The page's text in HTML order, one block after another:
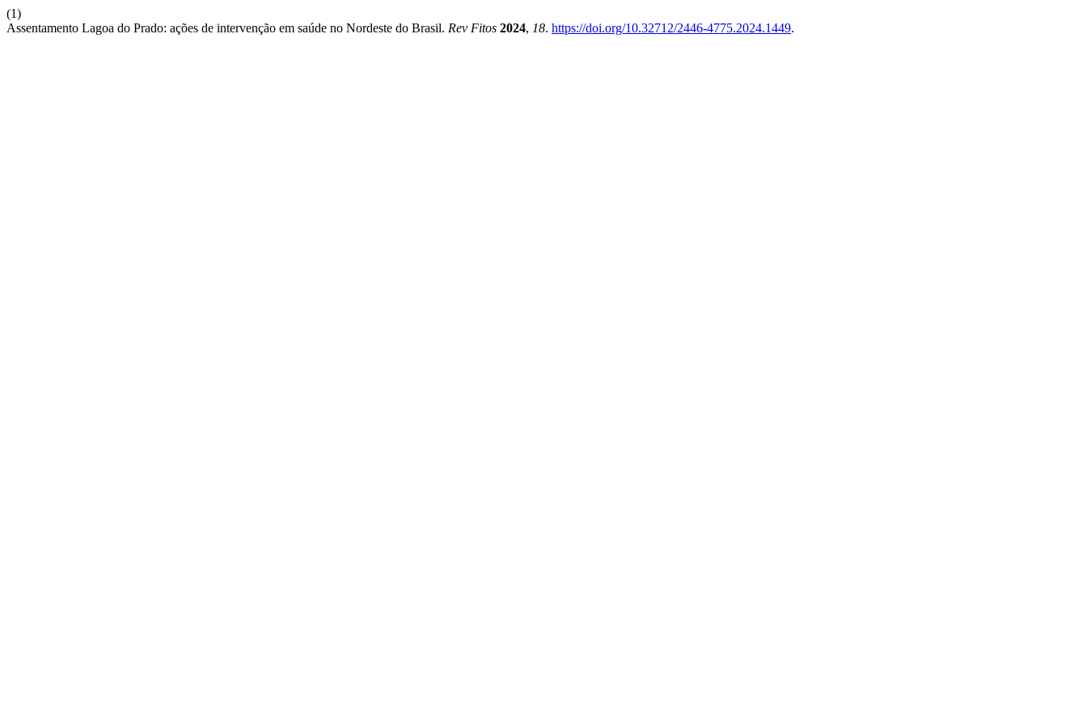
(1)
Assentamento Lagoa do Prado: ações de intervenção em saúde no Nordeste do Brasil. Rev Fitos 2024, 18. https://doi.org/10.32712/2446-4775.2024.1449.